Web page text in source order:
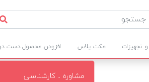
و تجهیزات مکث پلاس افزودن محصول دست
مشاوره . کارشناسی